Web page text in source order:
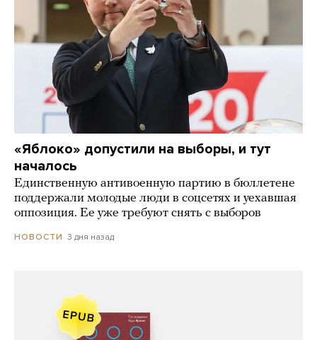
«Яблоко» допустили на выборы, и тут
началось
Единственную антивоенную партию в бюллетене
поддержали молодые люди в соцсетях и уехавшая
оппозиция. Ее уже требуют снять с выборов
НОВОСТИ 3 дня назад